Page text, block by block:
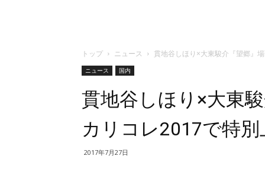
トップ ニュース 貫地谷しほり×大東駿介『望郷』
ニュース 国内
貫地谷しほり×大東
カリコレ2017で特別
2017年7月27日